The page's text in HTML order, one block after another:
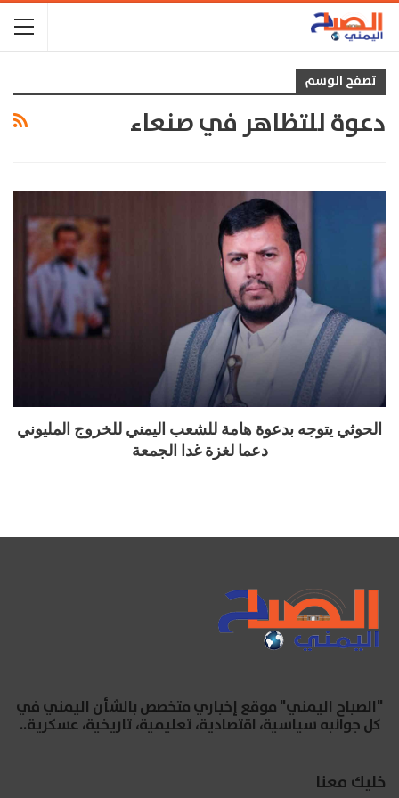
تصفح الوسم
دعوة للتظاهر في صنعاء
الحوثي يتوجه بدعوة هامة للشعب اليمني للخروج المليوني
دعما لغزة غدا الجمعة
"الصباح اليمني" موقع إخباري متخصص بالشأن اليمني في
كل جوانبه سياسية، اقتصادية، تعليمية، تاريخية، عسكرية..
خليك معنا